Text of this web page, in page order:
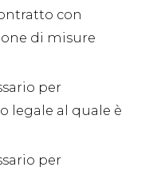
con
di misure
per
legale al quale è
per